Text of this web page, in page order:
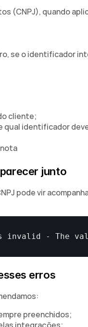
(CNPJ), quando
se o identificador
cliente;
qual identificador
junto
pode vir
invalid - The
erros
preenchidos;